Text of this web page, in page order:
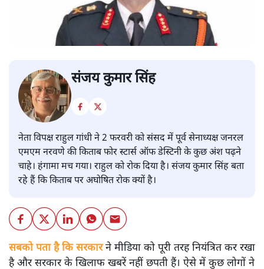
संजय कुमार सिंह
नेता विपक्ष राहुल गांधी ने 2 फरवरी को संसद में पूर्व सेनाध्यक्ष जनरल
एमएम नरवणे की किताब फोर स्टार्स ऑफ डेस्टिनी के कुछ अंश पढ़ने
चाहे। हंगामा मच गया। राहुल को रोक दिया है। संजय कुमार सिंह बता
रहे हैं कि किताब पर अघोषित रोक क्यों है।
सबको पता है कि सरकारने मीडिया को पूरी तरह नियंत्रित कर रखा
है और सरकार के खिलाफ खबरें नहीं छपती हैं। ऐसे में कुछ लोगों ने